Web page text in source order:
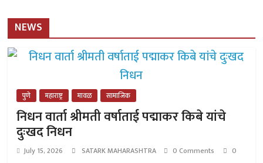
NEWS
पुणे महाराष्ट्र मावळ सामाजिक
निधन वार्ता श्रीमती वर्षाताई पद्माकर किबे यांचे
दुःखद निधन
July 15, 2026 SATARK MAHARASHTRA 0 Comments
0